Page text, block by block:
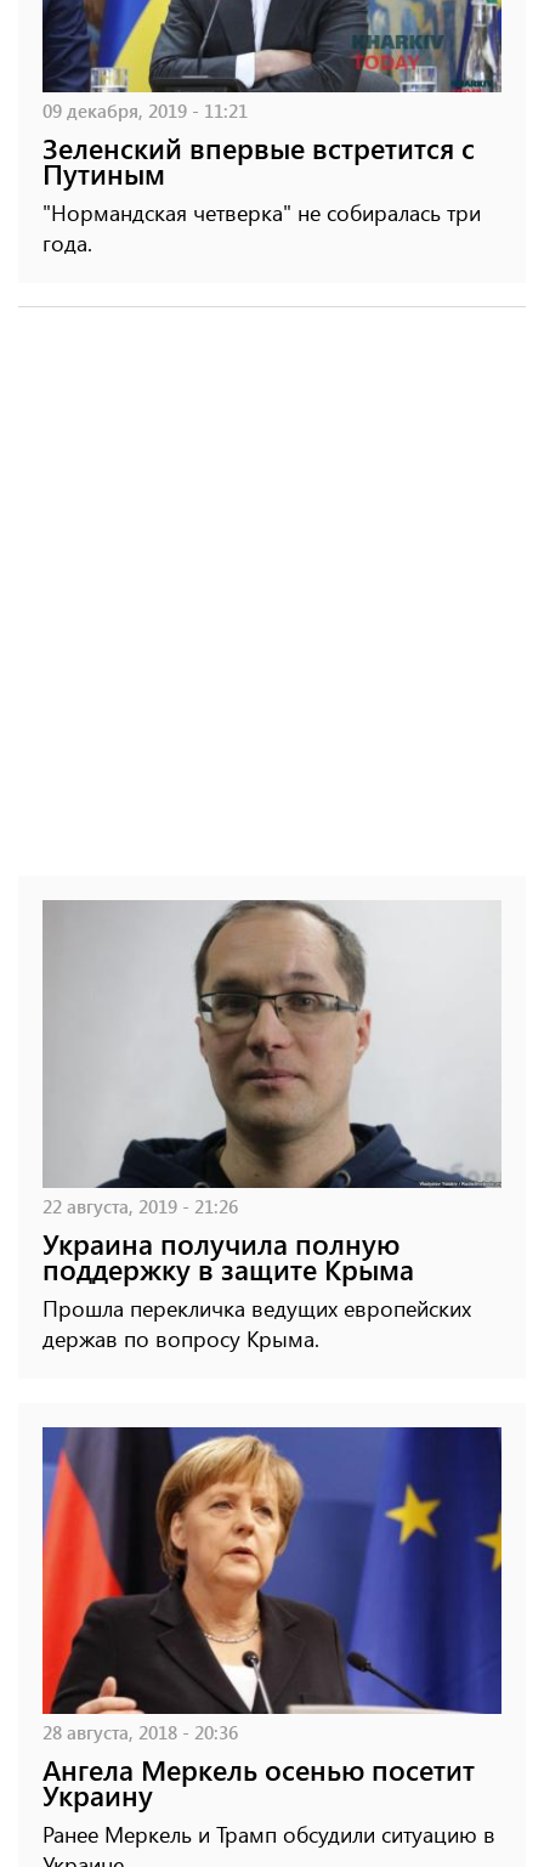
09 декабря, 2019 - 11:21
Зеленский впервые встретится с
Путиным
"Нормандская четверка" не собиралась три
года.
22 августа, 2019 - 21:26
Украина получила полную
поддержку в защите Крыма
Прошла перекличка ведущих европейских
держав по вопросу Крыма.
28 августа, 2018 - 20:36
Ангела Меркель осенью посетит
Украину
Ранее Меркель и Трамп обсудили ситуацию в